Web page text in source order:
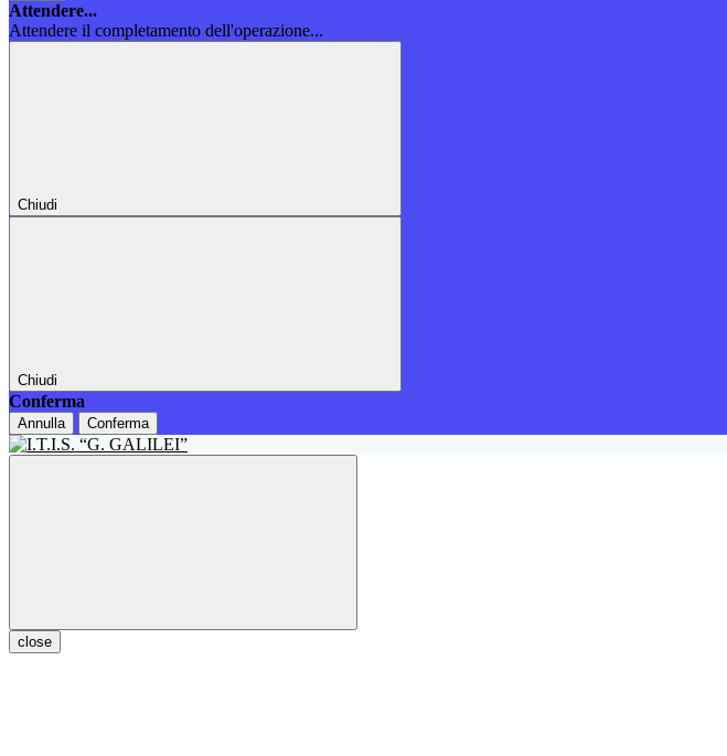
Attendere...
Attendere il completamento dell'operazione...
Chiudi
Chiudi
Conferma
Annulla Conferma
close